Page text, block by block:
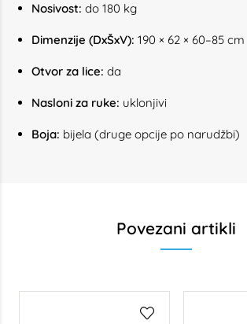
Nosivost: do 180 kg
Dimenzije (DxŠxV): 190 × 62 × 60–85 cm
Otvor za lice: da
Nasloni za ruke: uklonjivi
Boja: bijela (druge opcije po narudžbi)
Povezani artikli